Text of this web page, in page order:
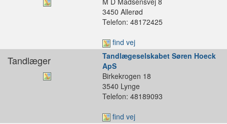
3450 Allerød
Telefon: 48172425
find vej
Tandlæger
Tandlægeselskabet Søren Hoeck
ApS
Birkekrogen 18
3540 Lynge
Telefon: 48189093
find vej